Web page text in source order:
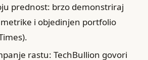
prednost: brzo demonstriraj
i objedinjen portfolio
rastu: TechBullion govori